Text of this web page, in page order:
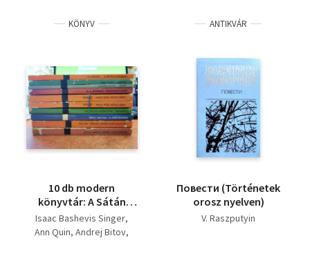
Tankönyv, segédkönyv
Természettudomány
Történelem
Vallás
KÖNYV
10 db modern
könyvtár: A Sátán
Gorajban, Három,
Erdő, Szerencsétlenek,
Isaac Bashevis Singer
Ann Quin Andrej Bitov
ANTIKVÁR
Повести (Történetek
orosz nyelven)
V. Raszputyin